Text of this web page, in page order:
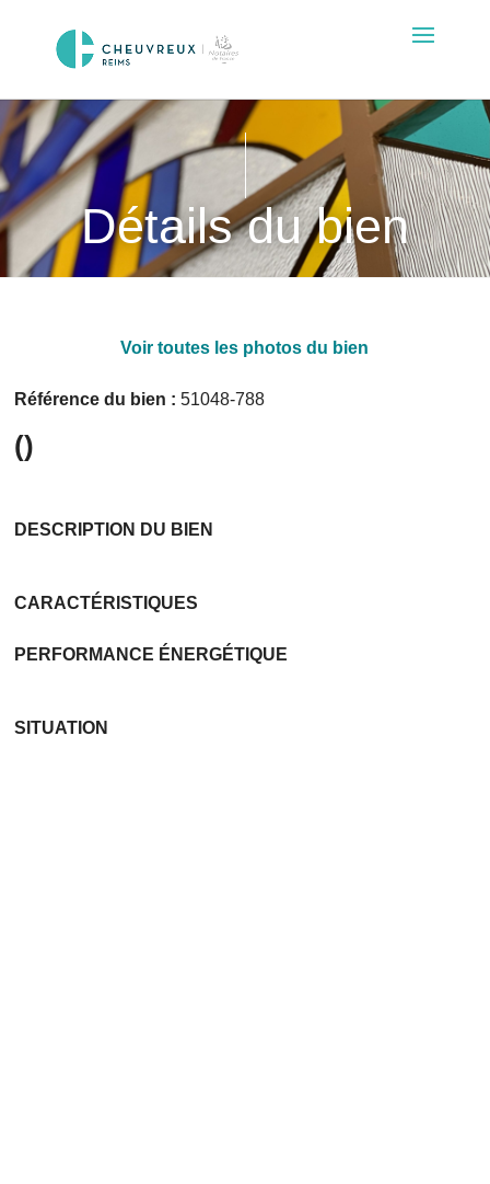
Détails du bien
Voir toutes les photos du bien
Référence du bien :51048-788
()
DESCRIPTION DU BIEN
CARACTÉRISTIQUES
PERFORMANCE ÉNERGÉTIQUE
SITUATION